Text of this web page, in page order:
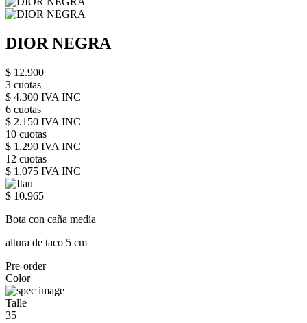
DIOR NEGRA
$ 12.900
3 cuotas
$ 4.300 IVA INC
6 cuotas
$ 2.150 IVA INC
10 cuotas
$ 1.290 IVA INC
12 cuotas
$ 1.075 IVA INC
$ 10.965
Bota con caña media
altura de taco 5 cm
Pre-order
Color
Talle
35